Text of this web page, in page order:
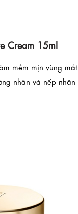
Cream 15ml
mềm mịn vùng
nhăn và nếp